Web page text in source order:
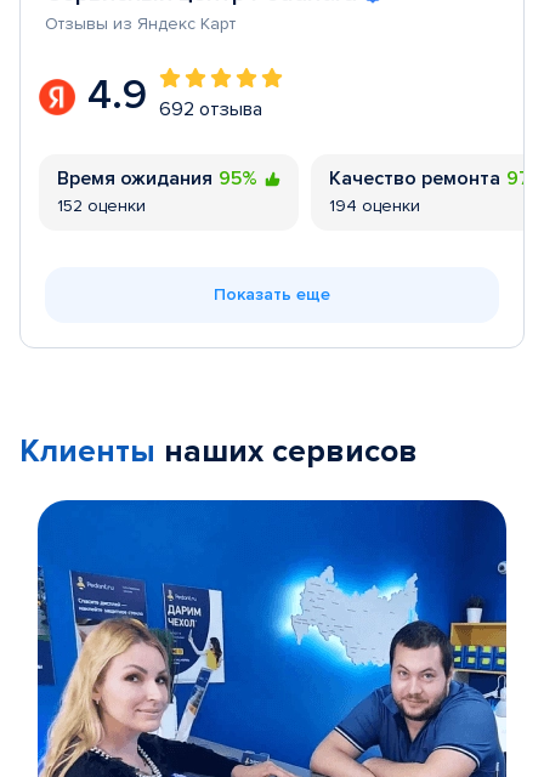
Отзывы из Яндекс Карт
4.9 692 отзыва
Время ожидания 95%
152 оценки
Качество ремонта
194 оценки
Показать еще
Клиенты наших сервисов